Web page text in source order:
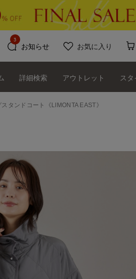
お知らせ
3
お気に入り
詳細検索 アウトレット ス
タンドコート《LIMONTA EAST》